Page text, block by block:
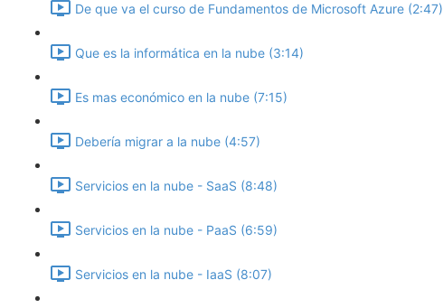
De que va el curso de Fundamentos de Microsoft Azure (2:47)
Que es la informática en la nube (3:14)
Es mas económico en la nube (7:15)
Debería migrar a la nube (4:57)
Servicios en la nube - SaaS (8:48)
Servicios en la nube - PaaS (6:59)
Servicios en la nube - IaaS (8:07)